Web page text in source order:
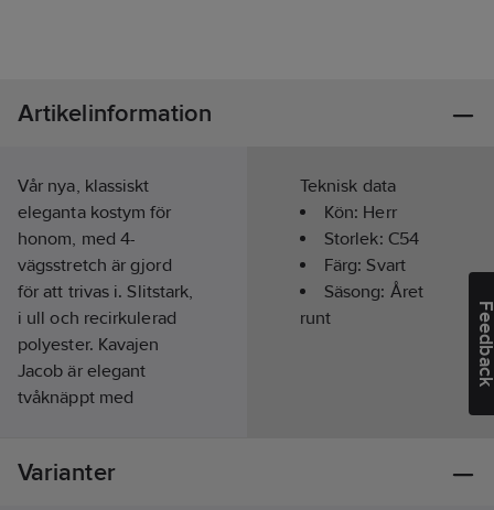
Artikelinformation
Vår nya, klassiskt
eleganta kostym för
honom, med 4-
vägsstretch är gjord
för att trivas i. Slitstark,
i ull och recirkulerad
polyester. Kavajen
Jacob är elegant
tvåknäppt med
framfickor och tre
Teknisk data
Kön: Herr
Storlek: C54
Färg:Svart
Säsong: Året
runt
Varianter